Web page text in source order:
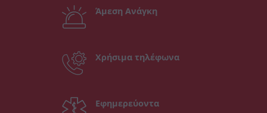
Άμεση Ανάγκη
Χρήσιμα τηλέφωνα
Εφημερεύοντα